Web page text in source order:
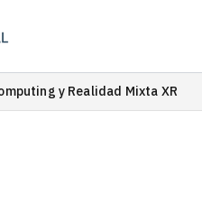
y Realidad Mixta XR